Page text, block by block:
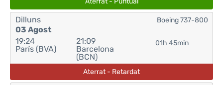
Dilluns
03 Agost
19:24
París (BVA)
21:09
Barcelona
(BCN)
01h 45min
Boeing 737-800
Aterrat - Retardat